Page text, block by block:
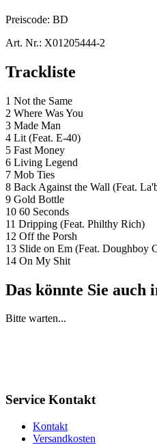
Preiscode: BD
Art. Nr.: X01205444-2
Trackliste
1 Not the Same
2 Where Was You
3 Made Man
4 Lit (Feat. E-40)
5 Fast Money
6 Living Legend
7 Mob Ties
8 Back Against the Wall (Feat.
9 Gold Bottle
10 60 Seconds
11 Dripping (Feat. Philthy Rich)
12 Off the Porsh
13 Slide on Em (Feat. Doughboy
14 On My Shit
Das könnte Sie auch
Bitte warten...
Service Kontakt
Kontakt
Versandkosten